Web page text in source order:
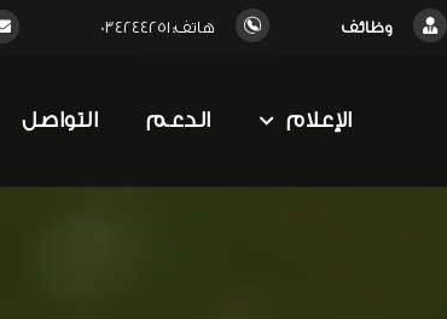
وظائف هاتف: 034244251
الإعلام الدعم التواصل